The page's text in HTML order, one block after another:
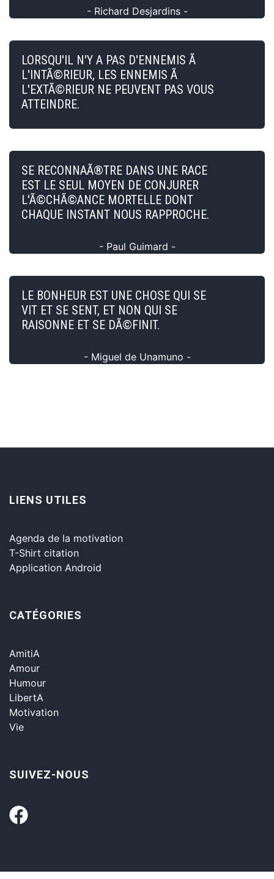
- Richard Desjardins -
LORSQU'IL N'Y A PAS D'ENNEMIS Ã
L'INTÃ©RIEUR, LES ENNEMIS Ã
L'EXTÃ©RIEUR NE PEUVENT PAS VOUS
ATTEINDRE.
SE RECONNAÃ®TRE DANS UNE RACE
EST LE SEUL MOYEN DE CONJURER
L'Ã©CHÃ©ANCE MORTELLE DONT
CHAQUE INSTANT NOUS RAPPROCHE.
- Paul Guimard -
LE BONHEUR EST UNE CHOSE QUI SE
VIT ET SE SENT, ET NON QUI SE
RAISONNE ET SE DÃ©FINIT.
- Miguel de Unamuno -
LIENS UTILES
Agenda de la motivation
T-Shirt citation
Application Android
CATÉGORIES
AmitiA
Amour
Humour
LibertA
Motivation
Vie
SUIVEZ-NOUS